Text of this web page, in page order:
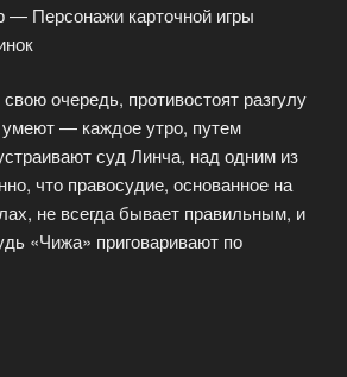
— Персонажи карточной игры
очередь, противостоят разгулу
умеют — каждое утро, путем
суд Линча, над одним из
что правосудие, основанное на
не всегда бывает правильным, и
«Чижа» приговаривают по